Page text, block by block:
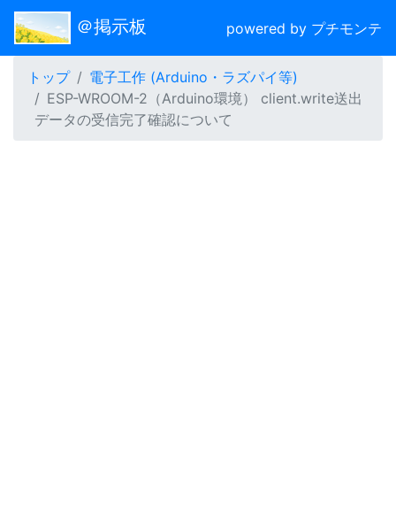
＠掲示板 powered by プチモンテ
トップ
電子工作 (Arduino・ラズパイ等)
ESP-WROOM-2（Arduino環境） client.write送出
データの受信完了確認について